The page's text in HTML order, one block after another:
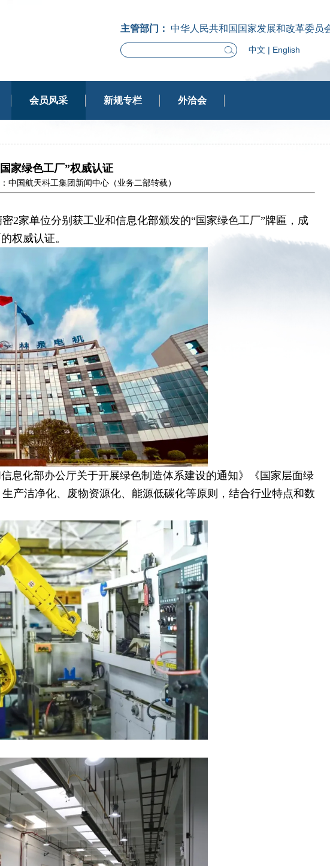
主管部门： 中华人民共和国国家发展和改革委员
中文 | English
会员风采 新规专栏 外洽会
家绿色工厂”权威认证
中国航天科工集团新闻中心（业务二部转载）
2家单位分别获工业和信息化部颁发的“国家绿色工厂”牌匾，成
权威认证。
化部办公厅关于开展绿色制造体系建设的通知》《国家层面绿
产洁净化、废物资源化、能源低碳化等原则，结合行业特点和数